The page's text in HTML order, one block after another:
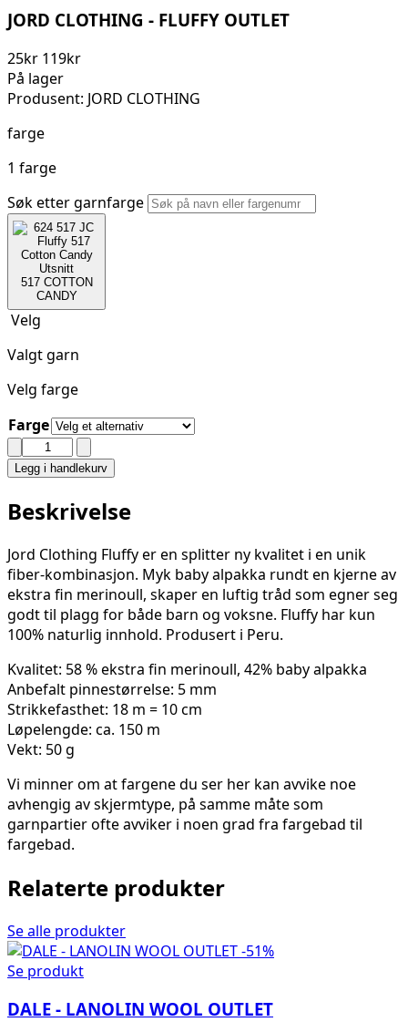
JORD CLOTHING - FLUFFY OUTLET
25kr 119kr
På lager
Produsent: JORD CLOTHING
farge
1 farge
Søk etter garnfarge
517 COTTON
CANDY
Velg
Valgt garn
Velg farge
Farge
JORD
CLOTHING
FLUFFY
OUTLET
antall
Legg i handlekurv
Beskrivelse
Jord Clothing Fluffy er en splitter ny kvalitet i en unik
fiber-kombinasjon. Myk baby alpakka rundt en kjerne av
ekstra fin merinoull, skaper en luftig tråd som egner seg
godt til plagg for både barn og voksne. Fluffy har kun
100% naturlig innhold. Produsert i Peru.
Kvalitet: 58 % ekstra fin merinoull, 42% baby alpakka
Anbefalt pinnestørrelse: 5 mm
Strikkefasthet: 18 m = 10 cm
Løpelengde: ca. 150 m
Vekt: 50 g
Vi minner om at fargene du ser her kan avvike noe
avhengig av skjermtype, på samme måte som
garnpartier ofte avviker i noen grad fra fargebad til
fargebad.
Relaterte produkter
Se alle produkter
-51%
Se produkt
DALE - LANOLIN WOOL OUTLET